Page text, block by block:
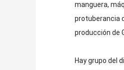
manguera,
protuberancia
producción de
Hay grupo del